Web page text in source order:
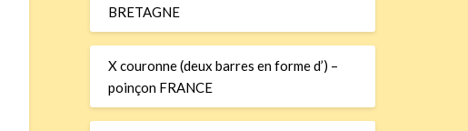
BRETAGNE
X couronne (deux barres en forme d’) –
poinçon FRANCE